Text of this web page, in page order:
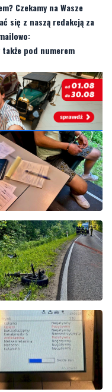
także pod numerem